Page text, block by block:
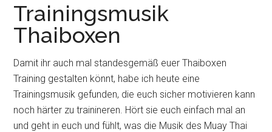
Trainingsmusik
Thaiboxen
Damit ihr auch mal standesgemäß euer Thaiboxen
Training gestalten könnt, habe ich heute eine
Trainingsmusik gefunden, die euch sicher motivieren kann
noch härter zu trainineren. Hört sie euch einfach mal an
und geht in euch und fühlt, was die Musik des Muay Thai